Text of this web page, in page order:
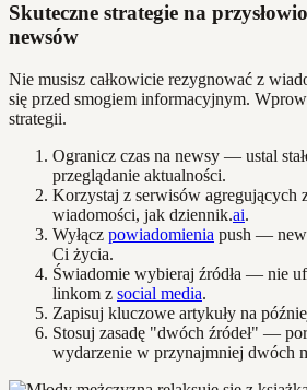
Skuteczne strategie na
newsów
Nie musisz całkowicie rezygnować z
się przed smogiem informacyjnym.
strategii.
Ogranicz czas na newsy — ustal
przeglądanie aktualności.
Korzystaj z serwisów agregujących
wiadomości, jak dziennik.ai.
Wyłącz powiadomienia push —
Ci życia.
Świadomie wybieraj źródła — nie
linkom z social media.
Zapisuj kluczowe artykuły na
Stosuj zasadę "dwóch źródeł" —
wydarzenie w przynajmniej dwóch